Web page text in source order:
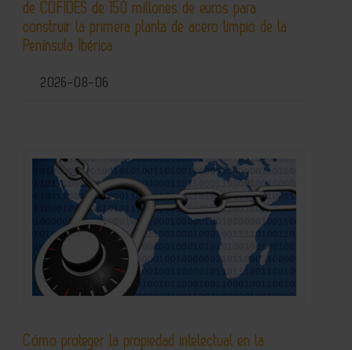
de COFIDES de 150 millones de euros para
construir la primera planta de acero limpio de la
Península Ibérica
2026-08-06
Cómo proteger la propiedad intelectual en la